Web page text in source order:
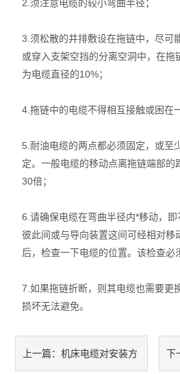
2.须注意电缆的较小弯曲半径；
3.须松散的并排敷设在拖链中，尽可
或穿入支架空挡的分离空洞中，在拖
为电缆直径的10%；
4.拖链中的电缆不得相互接触或困在
5.耐油电缆的两点都必须固定，或至
定。一般电缆的移动点离拖链端部的
30倍；
6.请确保电缆在弯曲半径内*移动，
彼此间或与导向装置这间可经相对移
后，检查一下电缆的位置。该检查必
7.如果拖链折断，则其电缆也需要更
损坏无法避免。
上一篇：机床电缆对安装方 下